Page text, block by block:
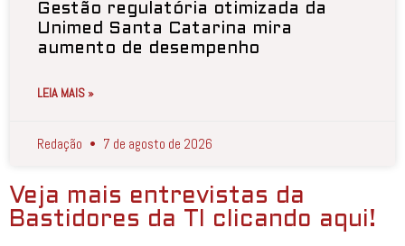
Gestão regulatória otimizada da
Unimed Santa Catarina mira
aumento de desempenho
LEIA MAIS »
Redação 7 de agosto de 2026
Veja mais entrevistas da
Bastidores da TI clicando aqui!